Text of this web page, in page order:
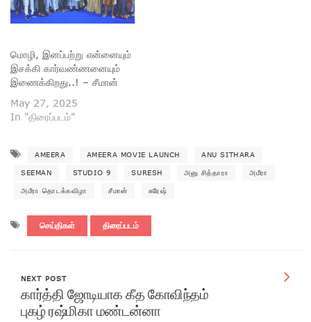
மொழி, இனப்பற்று என்னையும்
இசக்கி கார்வண்ணனையும்
இணைக்கிறது..! – சீமான்
May 27, 2025
In "திரைப்படம்"
AMEERA AMEERA MOVIE LAUNCH ANU SITHARA
SEEMAN STUDIO 9 SURESH அனு சித்தாரா அமீரா
அமீரா தொடக்கவிழா சீமான் சுரேஷ்
செய்திகள் திரைப்படம்
NEXT POST
கார்த்தி ஜோடியாக கீத கோவிந்தம்
புகழ் ரஷ்மிகா மண்டன்னா